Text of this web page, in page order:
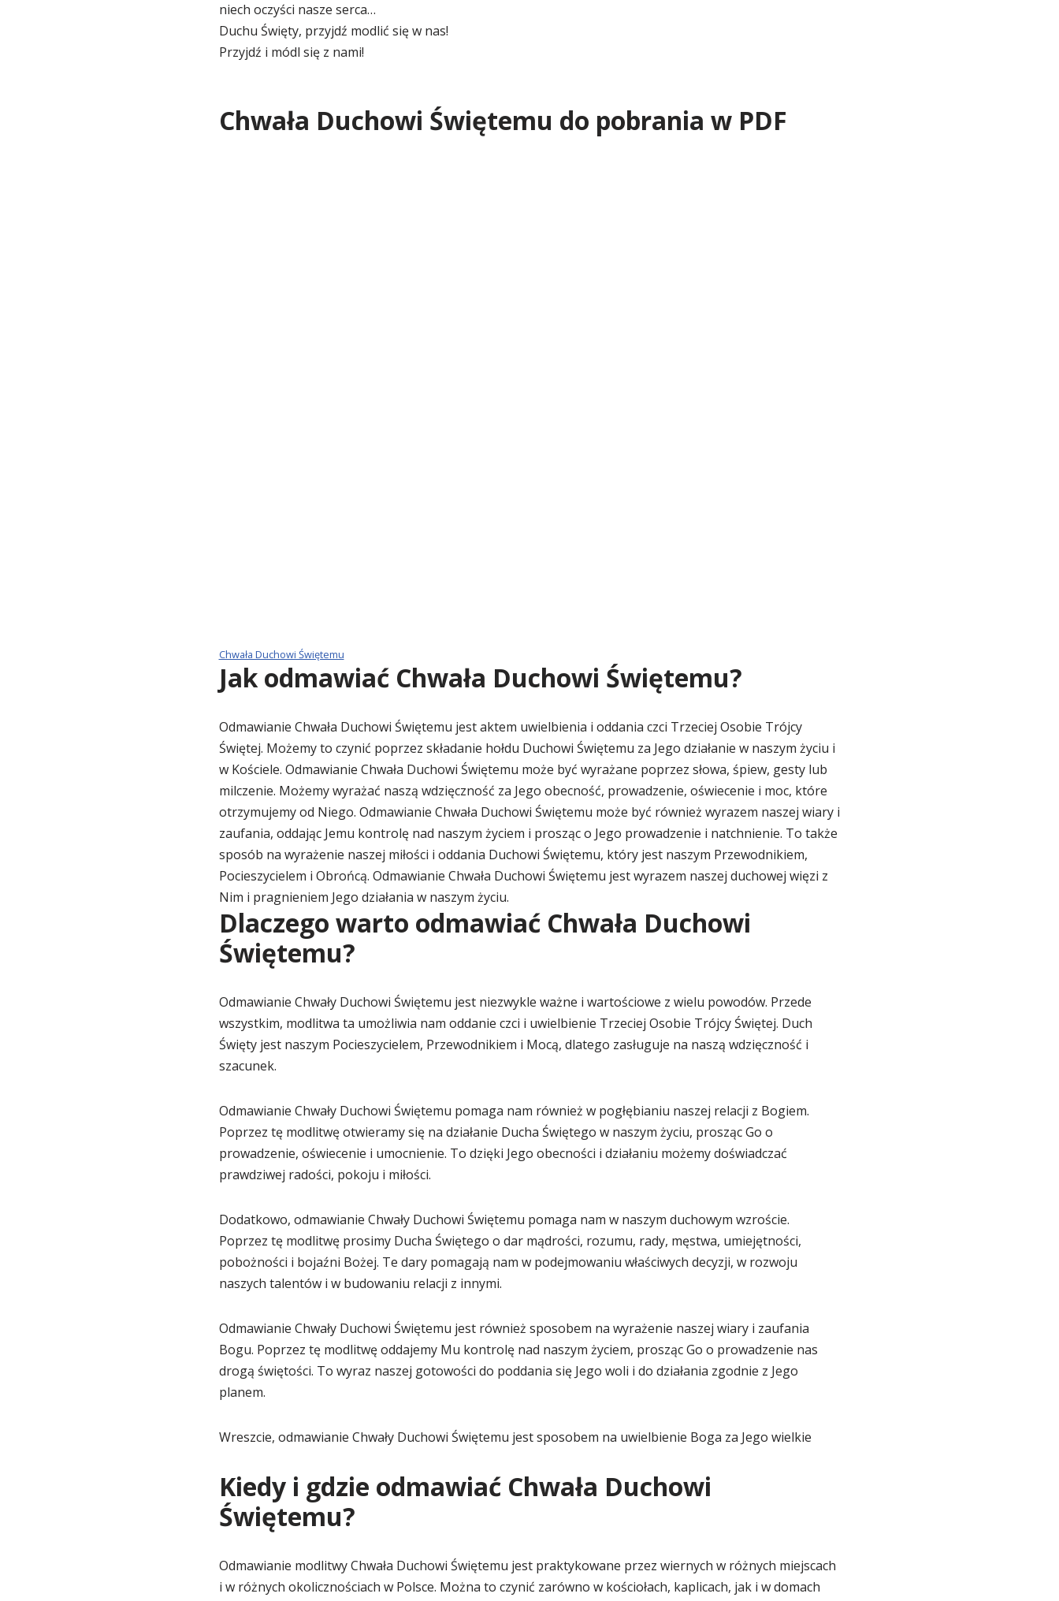
niech oczyści nasze serca…
Duchu Święty, przyjdź modlić się w nas!
Przyjdź i módl się z nami!
Chwała Duchowi Świętemu do pobrania w PDF
Chwała Duchowi Świętemu
Jak odmawiać Chwała Duchowi Świętemu?
Odmawianie Chwała Duchowi Świętemu jest aktem uwielbienia i oddania czci Trzeciej Osobie Trójcy
Świętej. Możemy to czynić poprzez składanie hołdu Duchowi Świętemu za Jego działanie w naszym życiu i
w Kościele. Odmawianie Chwała Duchowi Świętemu może być wyrażane poprzez słowa, śpiew, gesty lub
milczenie. Możemy wyrażać naszą wdzięczność za Jego obecność, prowadzenie, oświecenie i moc, które
otrzymujemy od Niego. Odmawianie Chwała Duchowi Świętemu może być również wyrazem naszej wiary i
zaufania, oddając Jemu kontrolę nad naszym życiem i prosząc o Jego prowadzenie i natchnienie. To także
sposób na wyrażenie naszej miłości i oddania Duchowi Świętemu, który jest naszym Przewodnikiem,
Pocieszycielem i Obrońcą. Odmawianie Chwała Duchowi Świętemu jest wyrazem naszej duchowej więzi z
Nim i pragnieniem Jego działania w naszym życiu.
Dlaczego warto odmawiać Chwała Duchowi
Świętemu?
Odmawianie Chwały Duchowi Świętemu jest niezwykle ważne i wartościowe z wielu powodów. Przede
wszystkim, modlitwa ta umożliwia nam oddanie czci i uwielbienie Trzeciej Osobie Trójcy Świętej. Duch
Święty jest naszym Pocieszycielem, Przewodnikiem i Mocą, dlatego zasługuje na naszą wdzięczność i
szacunek.
Odmawianie Chwały Duchowi Świętemu pomaga nam również w pogłębianiu naszej relacji z Bogiem.
Poprzez tę modlitwę otwieramy się na działanie Ducha Świętego w naszym życiu, prosząc Go o
prowadzenie, oświecenie i umocnienie. To dzięki Jego obecności i działaniu możemy doświadczać
prawdziwej radości, pokoju i miłości.
Dodatkowo, odmawianie Chwały Duchowi Świętemu pomaga nam w naszym duchowym wzroście.
Poprzez tę modlitwę prosimy Ducha Świętego o dar mądrości, rozumu, rady, męstwa, umiejętności,
pobożności i bojaźni Bożej. Te dary pomagają nam w podejmowaniu właściwych decyzji, w rozwoju
naszych talentów i w budowaniu relacji z innymi.
Odmawianie Chwały Duchowi Świętemu jest również sposobem na wyrażenie naszej wiary i zaufania
Bogu. Poprzez tę modlitwę oddajemy Mu kontrolę nad naszym życiem, prosząc Go o prowadzenie nas
drogą świętości. To wyraz naszej gotowości do poddania się Jego woli i do działania zgodnie z Jego
planem.
Wreszcie, odmawianie Chwały Duchowi Świętemu jest sposobem na uwielbienie Boga za Jego wielkie
Kiedy i gdzie odmawiać Chwała Duchowi
Świętemu?
Odmawianie modlitwy Chwała Duchowi Świętemu jest praktykowane przez wiernych w różnych miejscach
i w różnych okolicznościach w Polsce. Można to czynić zarówno w kościołach, kaplicach, jak i w domach